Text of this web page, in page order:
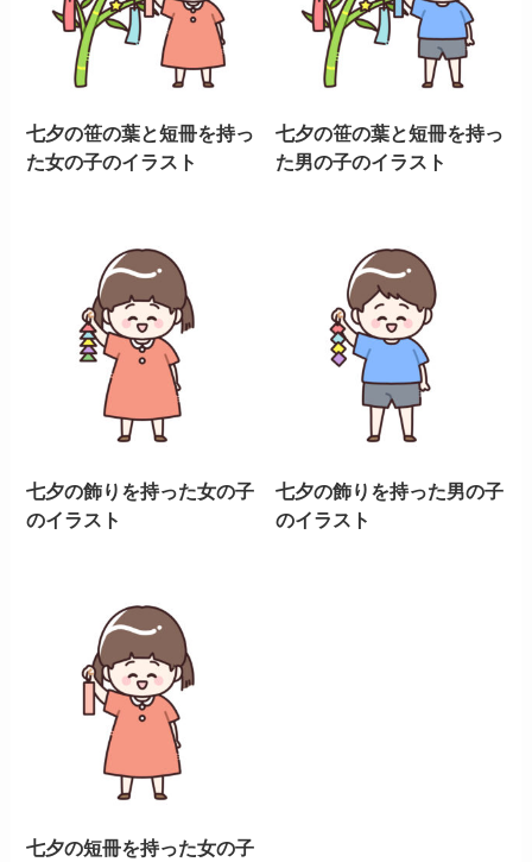
七夕の笹の葉と短冊を持っ
た女の子のイラスト
七夕の笹の葉と短冊を持っ
た男の子のイラスト
七夕の飾りを持った女の子
のイラスト
七夕の飾りを持った男の子
のイラスト
七夕の短冊を持った女の子